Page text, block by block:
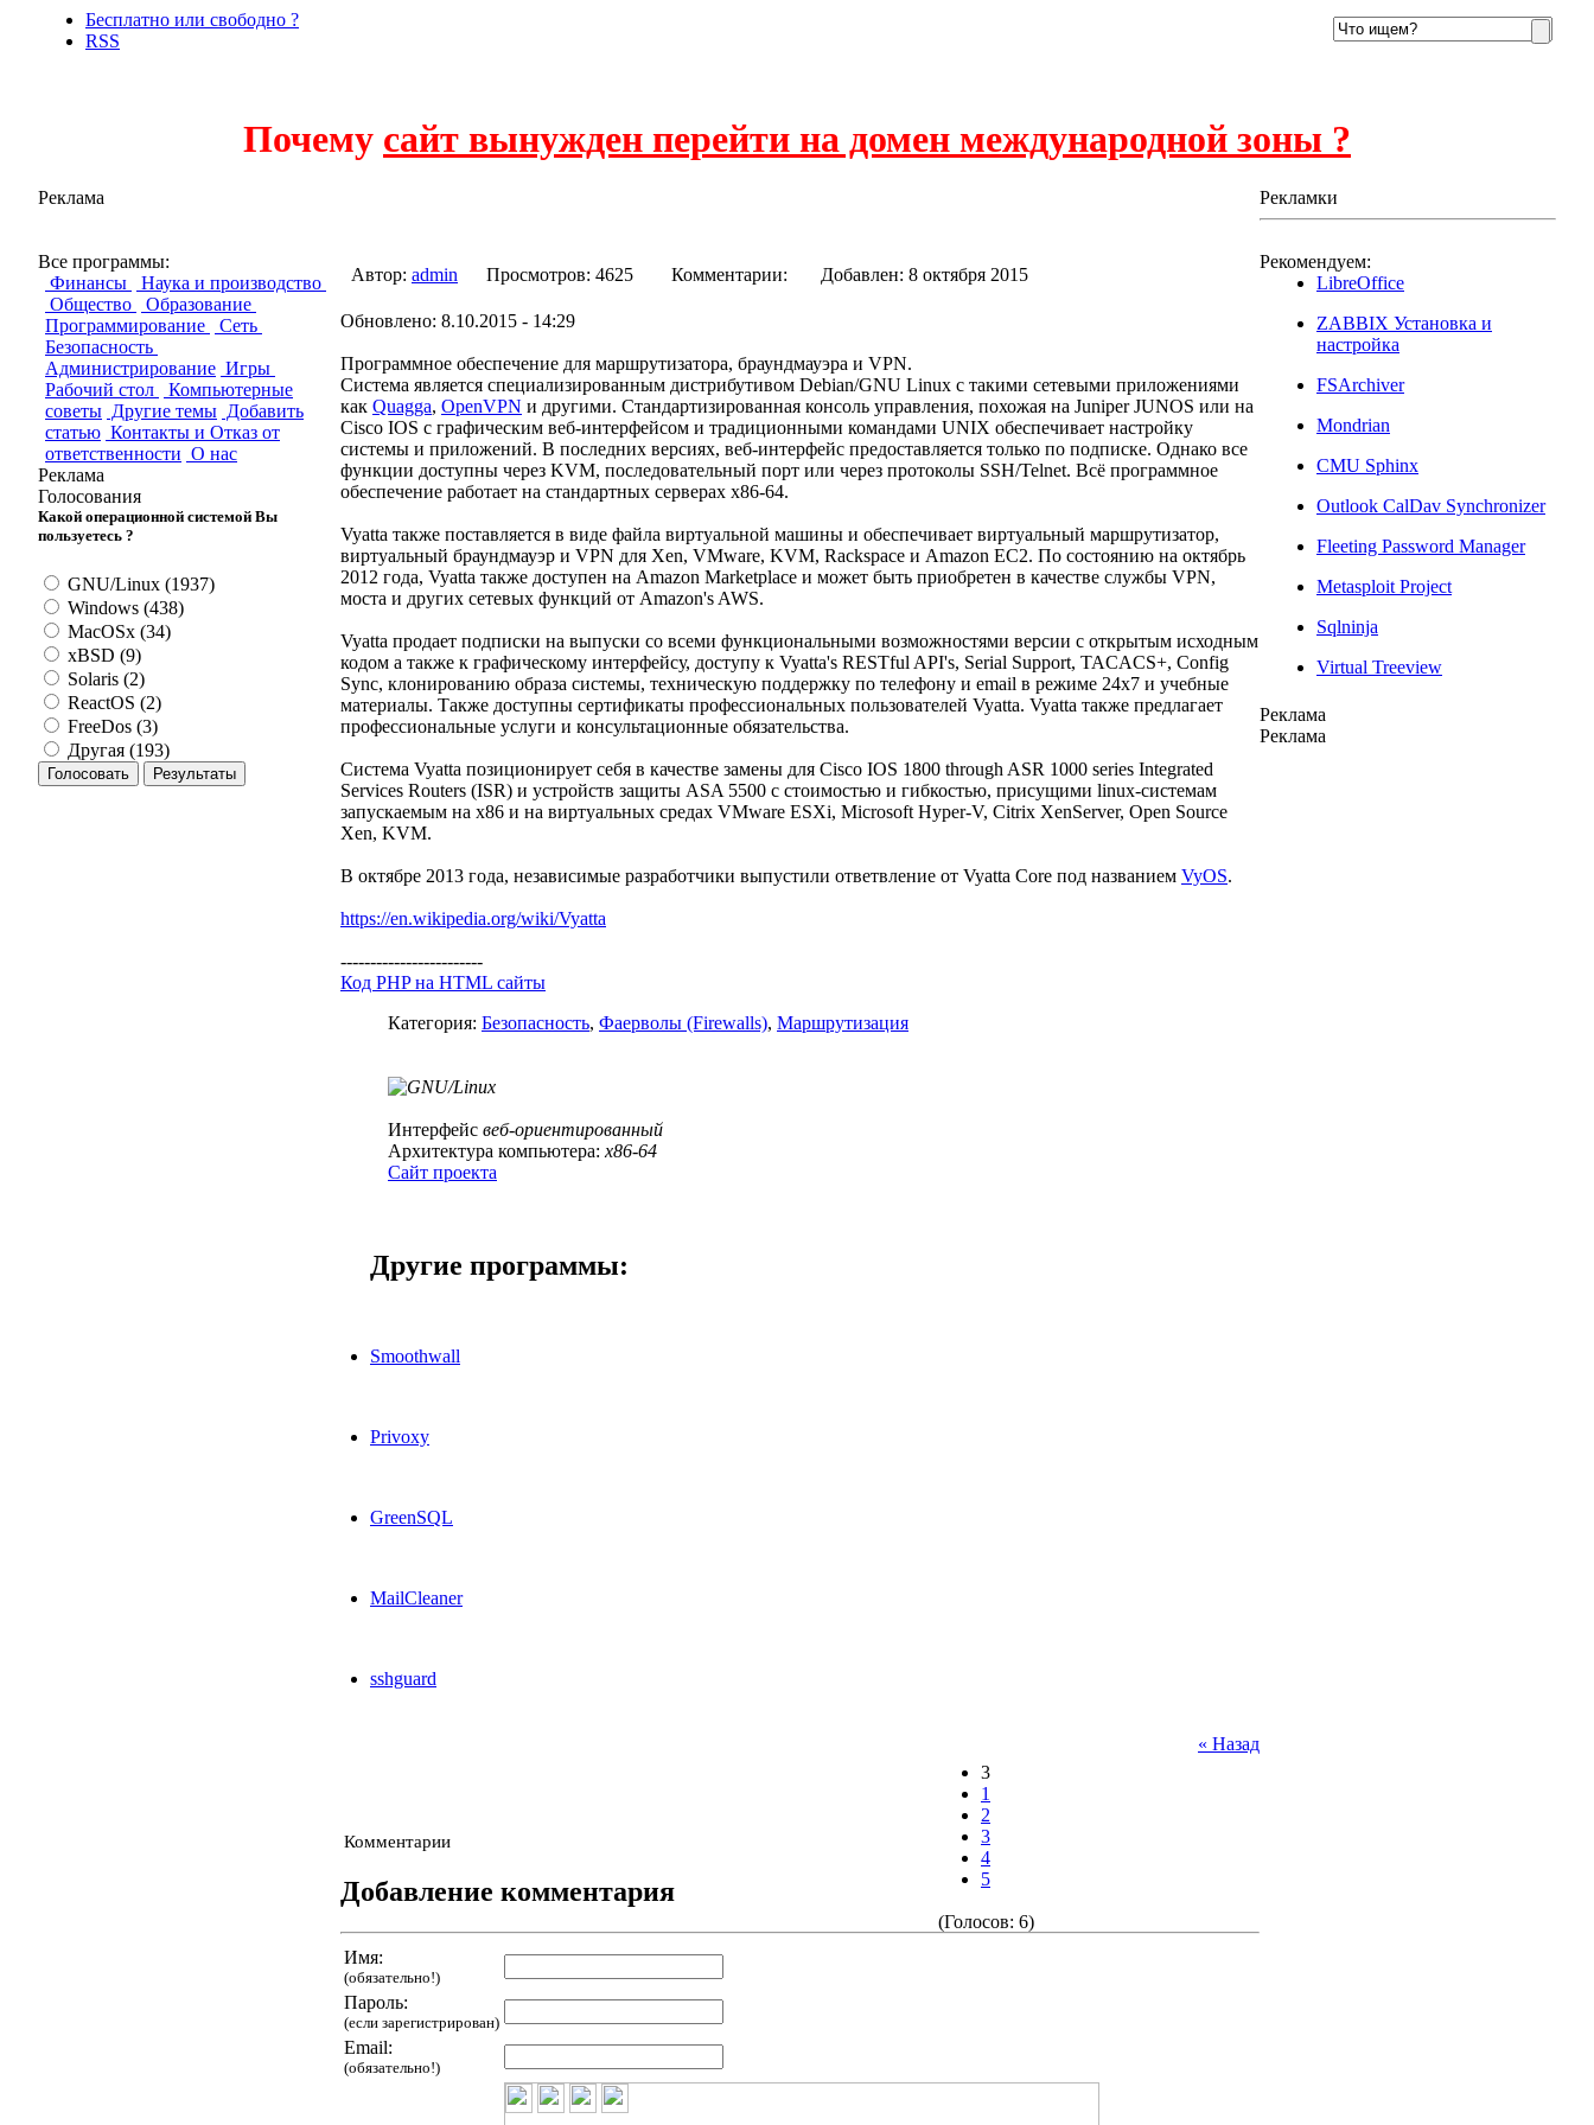
Бесплатно или свободно ?
RSS
Почему сайт вынужден перейти на домен международной зоны ?
Реклама
Все программы:
Финансы
Наука и производство
Общество
Образование
Программирование
Сеть
Безопасность
Администрирование Игры
Рабочий стол
Компьютерные
советы Другие темы Добавить
статью Контакты и Отказ от
ответственности О нас
Реклама
Голосования
Какой операционной системой Вы
пользуетесь ?
GNU/Linux (1937)
Windows (438)
MacOSx (34)
xBSD (9)
Solaris (2)
ReactOS (2)
FreeDos (3)
Другая (193)
Автор: admin Просмотров: 4625 Комментарии: Добавлен: 8 октября 2015
Обновлено: 8.10.2015 - 14:29
Программное обеспечение для маршрутизатора, браундмауэра и VPN.
Система является специализированным дистрибутивом Debian/GNU Linux с такими сетевыми приложениями
как Quagga, OpenVPN и другими. Стандартизированная консоль управления, похожая на Juniper JUNOS или на
Cisco IOS с графическим веб-интерфейсом и традиционными командами UNIX обеспечивает настройку
системы и приложений. В последних версиях, веб-интерфейс предоставляется только по подписке. Однако все
функции доступны через KVM, последовательный порт или через протоколы SSH/Telnet. Всё программное
обеспечение работает на стандартных серверах x86-64.
Vyatta также поставляется в виде файла виртуальной машины и обеспечивает виртуальный маршрутизатор,
виртуальный браундмауэр и VPN для Xen, VMware, KVM, Rackspace и Amazon EC2. По состоянию на октябрь
2012 года, Vyatta также доступен на Amazon Marketplace и может быть приобретен в качестве службы VPN,
моста и других сетевых функций от Amazon's AWS.
Vyatta продает подписки на выпуски со всеми функциональными возможностями версии с открытым исходным
кодом а также к графическому интерфейсу, доступу к Vyatta's RESTful API's, Serial Support, TACACS+, Config
Sync, клонированию образа системы, техническую поддержку по телефону и email в режиме 24х7 и учебные
материалы. Также доступны сертификаты профессиональных пользователей Vyatta. Vyatta также предлагает
профессиональные услуги и консультационные обязательства.
Система Vyatta позиционирует себя в качестве замены для Cisco IOS 1800 through ASR 1000 series Integrated
Services Routers (ISR) и устройств защиты ASA 5500 с стоимостью и гибкостью, присущими linux-системам
запускаемым на x86 и на виртуальных средах VMware ESXi, Microsoft Hyper-V, Citrix XenServer, Open Source
Xen, KVM.
В октябре 2013 года, независимые разработчики выпустили ответвление от Vyatta Core под названием VyOS.
https://en.wikipedia.org/wiki/Vyatta
------------------------
Код PHP на HTML сайты
Категория: Безопасность, Фаерволы (Firewalls), Маршрутизация
Интерфейс веб-ориентированный
Архитектура компьютера: x86-64
Сайт проекта
Другие программы:
Smoothwall
Privoxy
GreenSQL
MailCleaner
sshguard
3
1
2
3
4
5
(Голосов: 6)
« Назад
Комментарии
Добавление комментария
Имя:
(обязательно!)
Пароль:
(если зарегистрирован)
Email:
(обязательно!)
Рекламки
Рекомендуем:
LibreOffice
ZABBIX Установка и
настройка
FSArchiver
Mondrian
CMU Sphinx
Outlook CalDav Synchronizer
Fleeting Password Manager
Metasploit Project
Sqlninja
Virtual Treeview
Реклама
Реклама